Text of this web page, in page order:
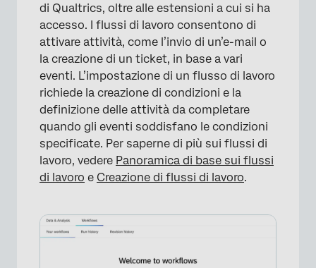
di Qualtrics, oltre alle estensioni a cui si ha
accesso. I flussi di lavoro consentono di
attivare attività, come l’invio di un’e-mail o
la creazione di un ticket, in base a vari
eventi. L’impostazione di un flusso di lavoro
richiede la creazione di condizioni e la
definizione delle attività da completare
quando gli eventi soddisfano le condizioni
specificate. Per saperne di più sui flussi di
lavoro, vedere Panoramica di base sui flussi
di lavoro e Creazione di flussi di lavoro.